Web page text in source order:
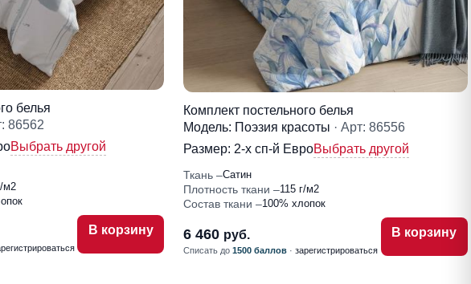
белья
86562
Выбрать другой
м2
В корзину
Комплект постельного белья
Модель: Поэзия красоты · Арт: 86556
Размер: 2-x сп-й ЕвроВыбрать другой
Ткань Сатин
Плотность ткани 115 г/м2
Состав ткани 100% хлопок
6 460 руб.
Списать до1500 баллов ·зарегистрироваться
В корзину